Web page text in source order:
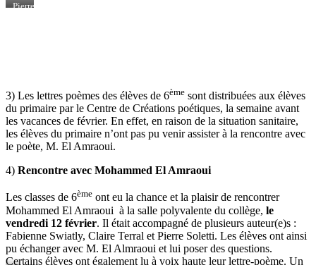
Pierre
3) Les lettres poèmes des élèves de 6ème sont distribuées aux élèves
du primaire par le Centre de Créations poétiques, la semaine avant
les vacances de février. En effet, en raison de la situation sanitaire,
les élèves du primaire n’ont pas pu venir assister à la rencontre avec
le poète, M. El Amraoui.
4) Rencontre avec Mohammed El Amraoui
Les classes de 6ème ont eu la chance et la plaisir de rencontrer
Mohammed El Amraoui à la salle polyvalente du collège, le
vendredi 12 février. Il était accompagné de plusieurs auteur(e)s :
Fabienne Swiatly, Claire Terral et Pierre Soletti. Les élèves ont ainsi
pu échanger avec M. El Almraoui et lui poser des questions.
Certains élèves ont également lu à voix haute leur lettre-poème. Un